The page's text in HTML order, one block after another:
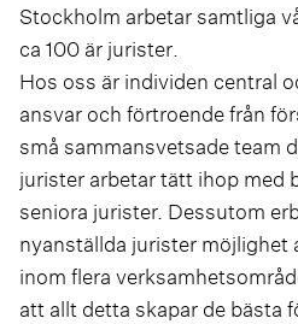
Stockholm arbetar samtliga
ca 100 är jurister.
Hos oss är individen central
ansvar och förtroende från
små sammansvetsade team
jurister arbetar tätt ihop med
seniora jurister. Dessutom
nyanställda jurister möjlighet
inom flera
att allt detta skapar de bästa